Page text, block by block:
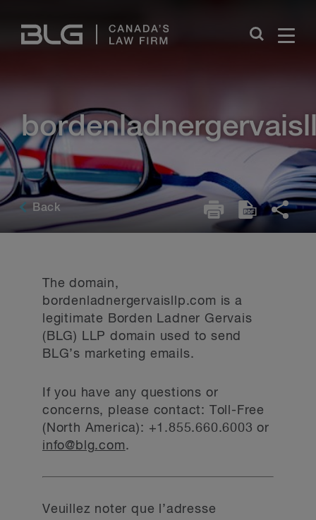
Links
Back
The domain,
bordenladnergervaisllp.com is a
legitimate Borden Ladner Gervais
(BLG) LLP domain used to send
BLG’s marketing emails.
If you have any questions or
concerns, please contact: Toll-Free
(North America): +1.855.660.6003 or
info@blg.com.
Veuillez noter que l’adresse